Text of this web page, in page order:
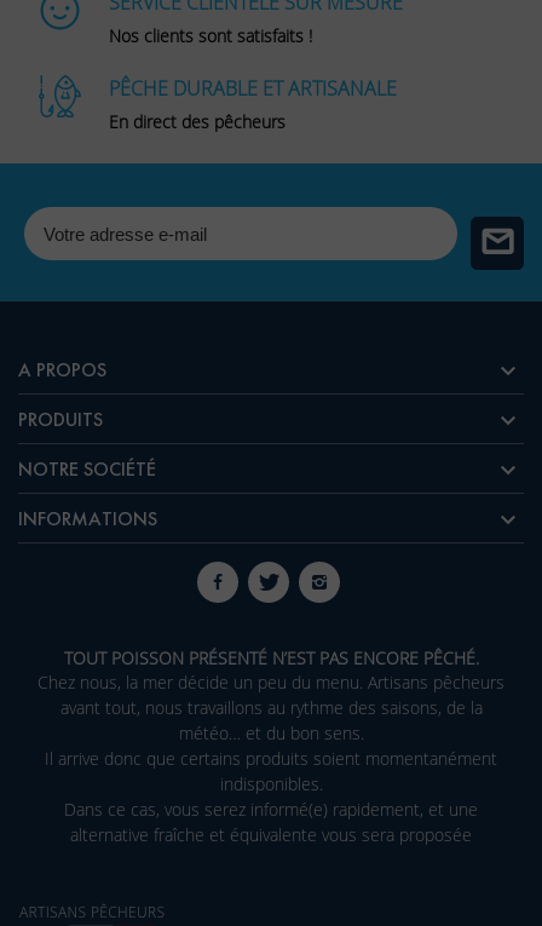
Nos clients sont satisfaits !
PÊCHE DURABLE ET ARTISANALE
En direct des pêcheurs
A PROPOS 
PRODUITS 
NOTRE SOCIÉTÉ 
INFORMATIONS 
TOUT POISSON PRÉSENTÉ N’EST PAS ENCORE PÊCHÉ.
Chez nous, la mer décide un peu du menu. Artisans pêcheurs
avant tout, nous travaillons au rythme des saisons, de la
météo… et du bon sens.
Il arrive donc que certains produits soient momentanément
indisponibles.
Dans ce cas, vous serez informé(e) rapidement, et une
alternative fraîche et équivalente vous sera proposée